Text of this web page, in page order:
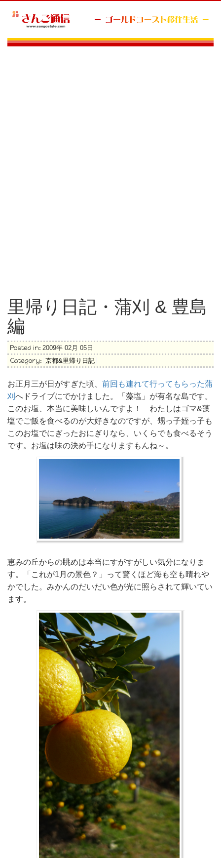
里帰り日記・蒲刈 & 豊島
編
Posted in: 2009年 02月 05日
Category: 京都&里帰り日記
お正月三が日がすぎた頃、 前回も連れて行ってもらった蒲
刈 へドライブにでかけました。「藻塩」が有名な島です。
このお塩、本当に美味しいんですよ！ わたしはゴマ&藻
塩でご飯を食べるのが大好きなのですが、甥っ子姪っ子も
このお塩でにぎったおにぎりなら、いくらでも食べるそう
です。お塩は味の決め手になりますもんね～。
恵みの丘からの眺めは本当にすがすがしい気分になりま
す。「これが1月の景色？」って驚くほど海も空も晴れや
かでした。みかんのだいだい色が光に照らされて輝いてい
ます。